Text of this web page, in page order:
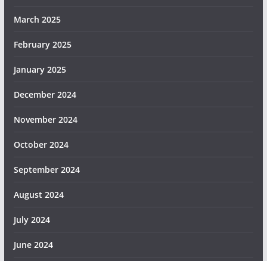
March 2025
February 2025
January 2025
December 2024
November 2024
October 2024
September 2024
August 2024
July 2024
June 2024